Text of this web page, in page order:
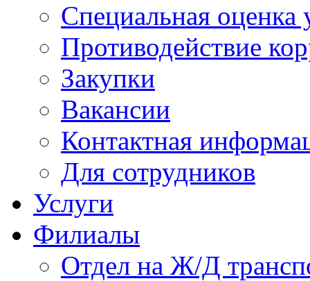
Специальная оценка
Противодействие
Закупки
Вакансии
Контактная
Для сотрудников
Услуги
Филиалы
Отдел на Ж/Д